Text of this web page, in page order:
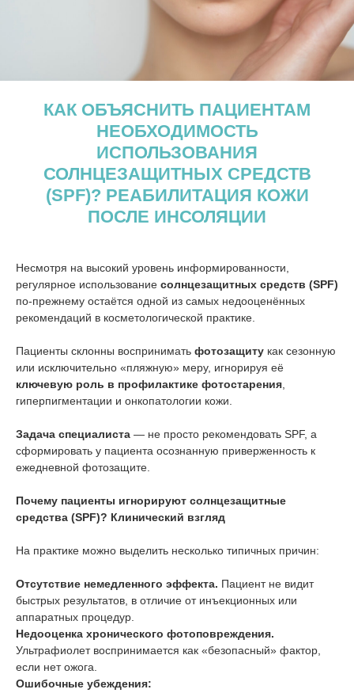
КАК ОБЪЯСНИТЬ ПАЦИЕНТАМ
НЕОБХОДИМОСТЬ
ИСПОЛЬЗОВАНИЯ
СОЛНЦЕЗАЩИТНЫХ СРЕДСТВ
(SPF)? РЕАБИЛИТАЦИЯ КОЖИ
ПОСЛЕ ИНСОЛЯЦИИ
Несмотря на высокий уровень информированности,
регулярное использование солнцезащитных средств (SPF)
по-прежнему остаётся одной из самых недооценённых
рекомендаций в косметологической практике.
Пациенты склонны воспринимать фотозащиту как сезонную
или исключительно «пляжную» меру, игнорируя её
ключевую роль в профилактике фотостарения
гиперпигментации и онкопатологии кожи.
Задача специалиста — не просто рекомендовать SPF, а
сформировать у пациента осознанную приверженность к
ежедневной фотозащите.
Почему пациенты игнорируют солнцезащитные
средства (SPF)? Клинический взгляд
На практике можно выделить несколько типичных причин:
Отсутствие немедленного эффекта. Пациент не видит
быстрых результатов, в отличие от инъекционных или
аппаратных процедур.
Недооценка хронического фотоповреждения.
Ультрафиолет воспринимается как «безопасный» фактор,
если нет ожога.
Ошибочные убеждения: